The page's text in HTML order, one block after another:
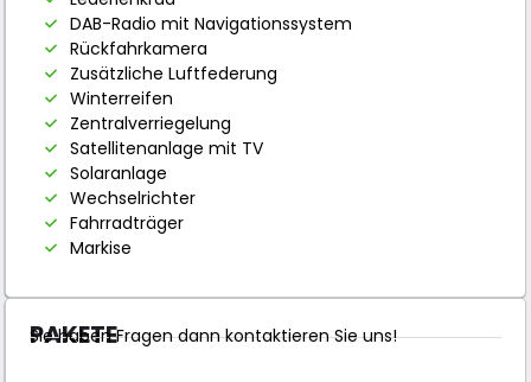
DAB-Radio mit Navigationssystem
Rückfahrkamera
Zusätzliche Luftfederung
Winterreifen
Zentralverriegelung
Satellitenanlage mit TV
Solaranlage
Wechselrichter
Fahrradträger
Markise
PAKETE
Sie haben Fragen dann kontaktieren Sie uns!